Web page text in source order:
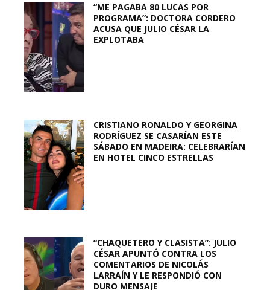
“ME PAGABA 80 LUCAS POR
PROGRAMA”: DOCTORA CORDERO
ACUSA QUE JULIO CÉSAR LA
EXPLOTABA
CRISTIANO RONALDO Y GEORGINA
RODRÍGUEZ SE CASARÍAN ESTE
SÁBADO EN MADEIRA: CELEBRARÍAN
EN HOTEL CINCO ESTRELLAS
“CHAQUETERO Y CLASISTA”: JULIO
CÉSAR APUNTÓ CONTRA LOS
COMENTARIOS DE NICOLÁS
LARRAÍN Y LE RESPONDIÓ CON
DURO MENSAJE